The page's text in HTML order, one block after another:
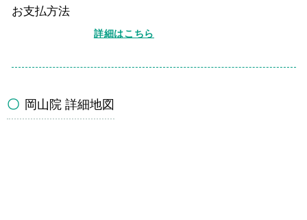
お支払方法
岡山院 詳細地図